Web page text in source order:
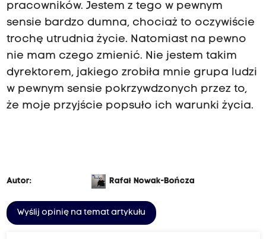
pracowników. Jestem z tego w pewnym
sensie bardzo dumna, chociaż to oczywiście
trochę utrudnia życie. Natomiast na pewno
nie mam czego zmienić. Nie jestem takim
dyrektorem, jakiego zrobiła mnie grupa ludzi
w pewnym sensie pokrzywdzonych przez to,
że moje przyjście popsuło ich warunki życia.
Autor: Rafał Nowak-Bończa
Wyślij opinię na temat artykułu